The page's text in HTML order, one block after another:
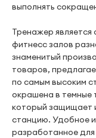
выполнять
Тренажер
фитнесс залов
знаменитый
товаров,
по самым высоким
окрашена в темные
который защищает
станцию. Удобное и
разработанное